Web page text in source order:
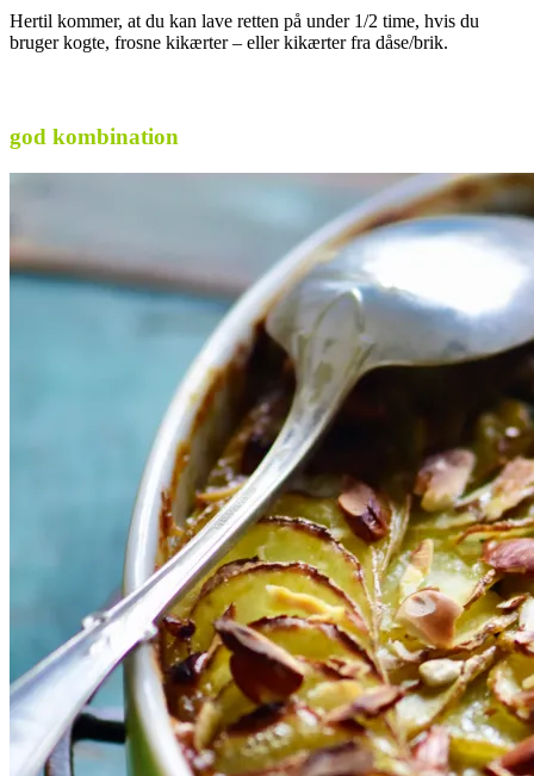
Hertil kommer, at du kan lave retten på under 1/2 time, hvis du
bruger kogte, frosne kikærter – eller kikærter fra dåse/brik.
god kombination